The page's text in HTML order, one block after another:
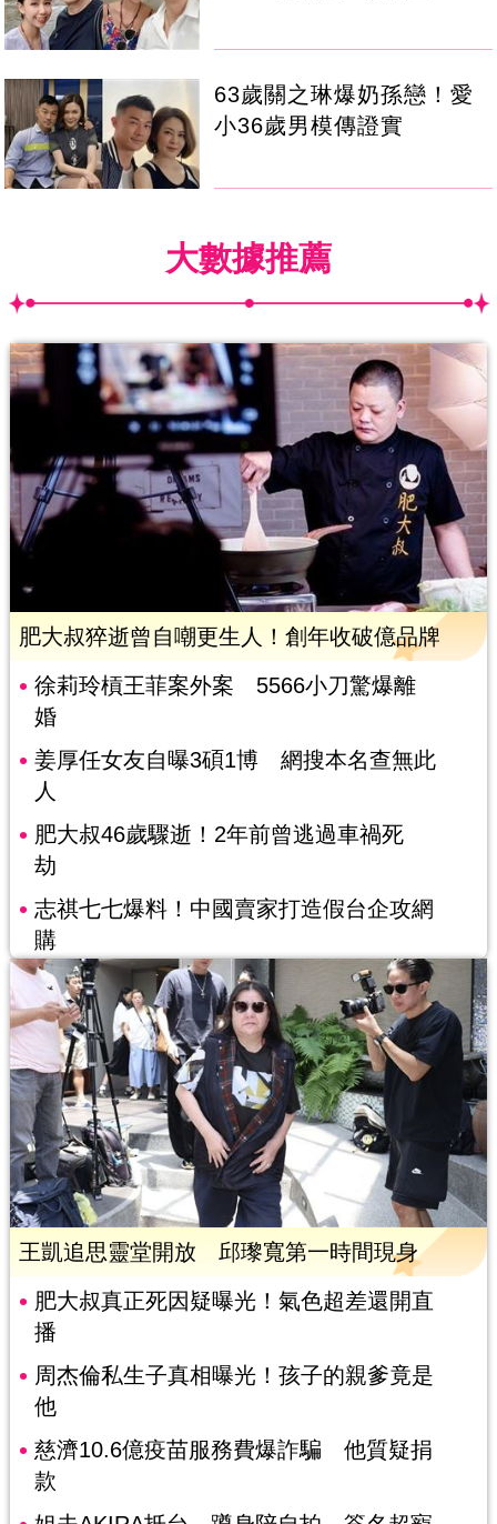
63歲關之琳爆奶孫戀！愛
小36歲男模傳證實
大數據推薦
肥大叔猝逝曾自嘲更生人！創年收破億品牌
徐莉玲槓王菲案外案 5566小刀驚爆離
婚
姜厚任女友自曝3碩1博 網搜本名查無此
人
肥大叔46歲驟逝！2年前曾逃過車禍死
劫
志祺七七爆料！中國賣家打造假台企攻網
購
王凱追思靈堂開放 邱瓈寬第一時間現身
肥大叔真正死因疑曝光！氣色超差還開直
播
周杰倫私生子真相曝光！孩子的親爹竟是
他
慈濟10.6億疫苗服務費爆詐騙 他質疑捐
款